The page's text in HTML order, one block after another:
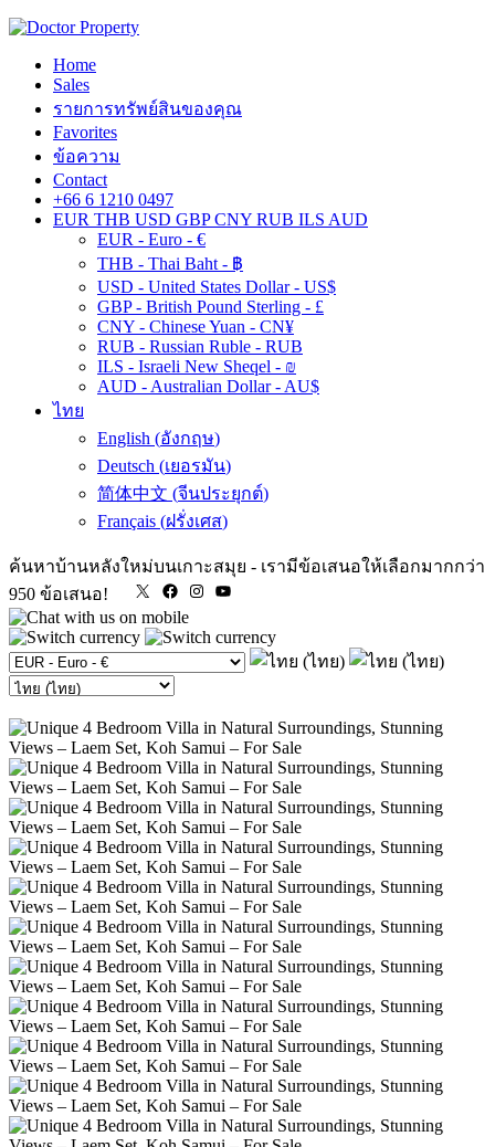
Home
Sales
รายการทรัพย์สินของคุณ
Favorites
ข้อความ
Contact
+66 6 1210 0497
EUR THB USD GBP CNY RUB ILS AUD
EUR - Euro - €
THB - Thai Baht - ฿
USD - United States Dollar - US$
GBP - British Pound Sterling - £
CNY - Chinese Yuan - CN¥
RUB - Russian Ruble - RUB
ILS - Israeli New Sheqel - ₪
AUD - Australian Dollar - AU$
ไทย
English (อังกฤษ)
Deutsch (เยอรมัน)
简体中文 (จีนประยุกต์)
Français (ฝรั่งเศส)
ค้นหาบ้านหลังใหม่บนเกาะสมุย - เรามีข้อเสนอให้เลือกมากกว่า
950 ข้อเสนอ!
X FacebookInstagram